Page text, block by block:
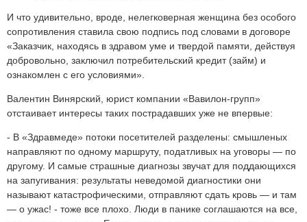
И что удивительно, вроде, нелегковерная женщина без особого
сопротивления ставила свою подпись под словами в договоре
«Заказчик, находясь в здравом уме и твердой памяти, действуя
добровольно, заключил потребительский кредит (займ) и
ознакомлен с его условиями».
Валентин Винярский, юрист компании «Вавилон-групп»
отстаивает интересы таких пострадавших уже не впервые:
- В «Здравмеде» потоки посетителей разделены: смышленых
направляют по одному маршруту, податливых на уговоры — по
другому. И самые страшные диагнозы звучат для поддающихся
на запугивания: результаты неведомой диагностики они
называют катастрофическими, отправляют сдать кровь — и там
— о ужас! - тоже все плохо. Люди в панике соглашаются на все,